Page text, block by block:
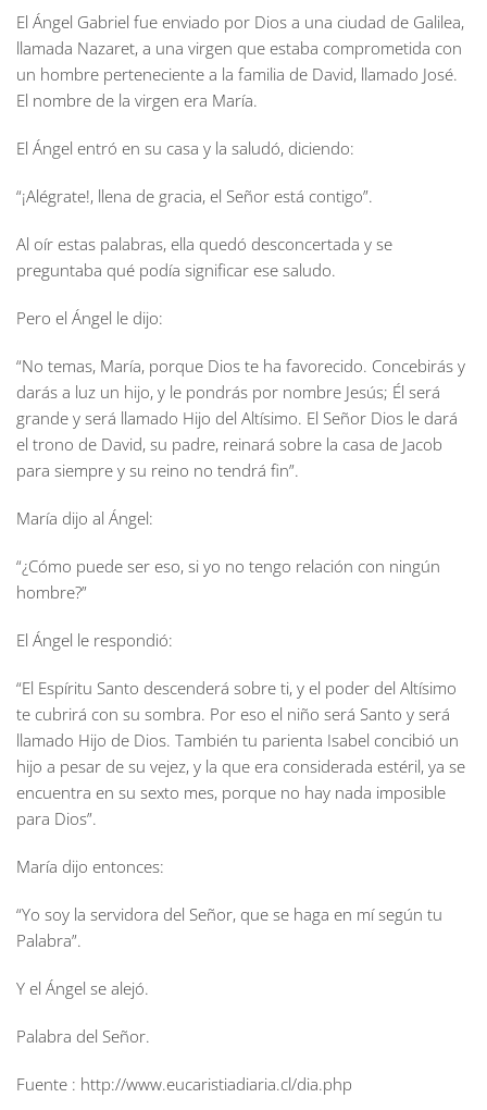
El Ángel Gabriel fue enviado por Dios a una ciudad de Galilea,
llamada Nazaret, a una virgen que estaba comprometida con
un hombre perteneciente a la familia de David, llamado José.
El nombre de la virgen era María.
El Ángel entró en su casa y la saludó, diciendo:
“¡Alégrate!, llena de gracia, el Señor está contigo”.
Al oír estas palabras, ella quedó desconcertada y se
preguntaba qué podía significar ese saludo.
Pero el Ángel le dijo:
“No temas, María, porque Dios te ha favorecido. Concebirás y
darás a luz un hijo, y le pondrás por nombre Jesús; Él será
grande y será llamado Hijo del Altísimo. El Señor Dios le dará
el trono de David, su padre, reinará sobre la casa de Jacob
para siempre y su reino no tendrá fin”.
María dijo al Ángel:
“¿Cómo puede ser eso, si yo no tengo relación con ningún
hombre?”
El Ángel le respondió:
“El Espíritu Santo descenderá sobre ti, y el poder del Altísimo
te cubrirá con su sombra. Por eso el niño será Santo y será
llamado Hijo de Dios. También tu parienta Isabel concibió un
hijo a pesar de su vejez, y la que era considerada estéril, ya se
encuentra en su sexto mes, porque no hay nada imposible
para Dios”.
María dijo entonces:
“Yo soy la servidora del Señor, que se haga en mí según tu
Palabra”.
Y el Ángel se alejó.
Palabra del Señor.
Fuente : http://www.eucaristiadiaria.cl/dia.php